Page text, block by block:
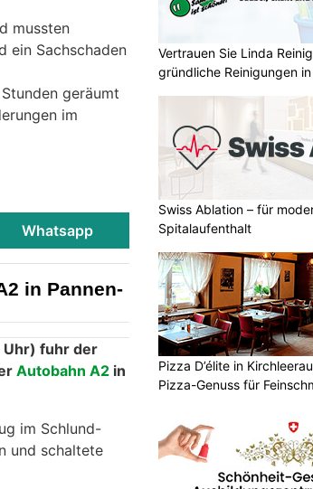
mussten
ein Sachschaden
geräumt
im
Whatsapp
in Pannen-
Vertrauen Sie Linda
gründliche Reinigungen
Swiss Ablation – für
Spitalaufenthalt
Pizza D’élite in
Pizza-Genuss für